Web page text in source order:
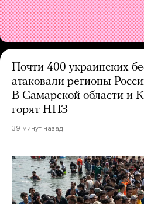
Почти 400 украинских
атаковали регионы
В Самарской области и
горят НПЗ
39 минут назад